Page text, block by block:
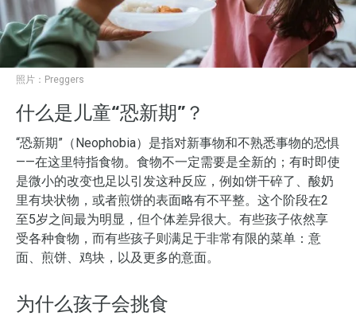
照片： Preggers
什么是儿童“恐新期”？
“恐新期”（Neophobia）是指对新事物和不熟悉事物的恐惧
——在这里特指食物。食物不一定需要是全新的；有时即使
是微小的改变也足以引发这种反应，例如饼干碎了、酸奶
里有块状物，或者煎饼的表面略有不平整。这个阶段在2
至5岁之间最为明显，但个体差异很大。有些孩子依然享
受各种食物，而有些孩子则满足于非常有限的菜单：意
面、煎饼、鸡块，以及更多的意面。
为什么孩子会挑食